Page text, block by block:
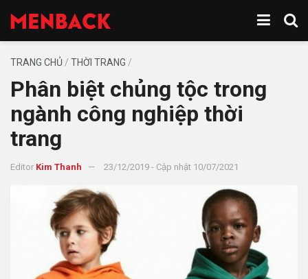
TRANG CHỦ / THỜI TRANG /
Phân biệt chủng tộc trong
ngành công nghiệp thời
trang
Editor Kim Thanh 23/12/2019 - Cập nhật 10/07/2021